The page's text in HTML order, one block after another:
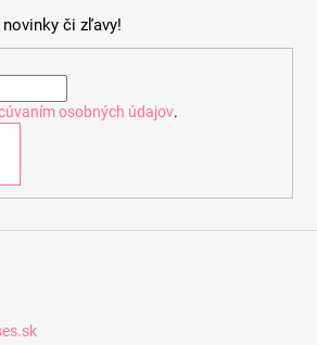
či zľavy!
osobných údajov.